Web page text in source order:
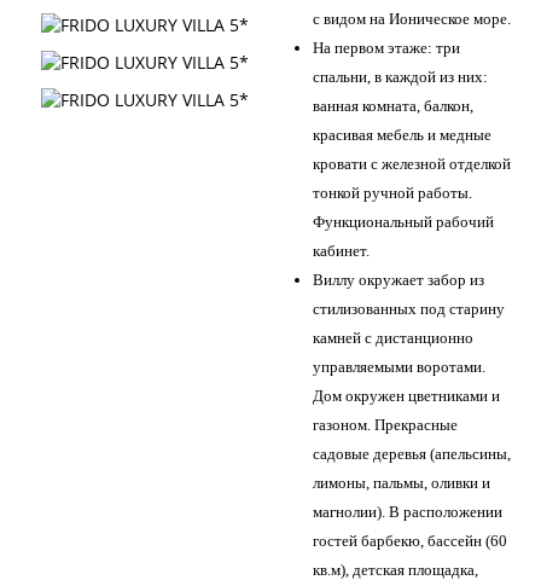
с видом на Ионическое море.
На первом этаже: три
спальни, в каждой из них:
ванная комната, балкон,
красивая мебель и медные
кровати с железной отделкой
тонкой ручной работы.
Функциональный рабочий
кабинет.
Виллу окружает забор из
стилизованных под старину
камней с дистанционно
управляемыми воротами.
Дом окружен цветниками и
газоном. Прекрасные
садовые деревья (апельсины,
лимоны, пальмы, оливки и
магнолии). В расположении
гостей барбекю, бассейн (60
кв.м), детская площадка,